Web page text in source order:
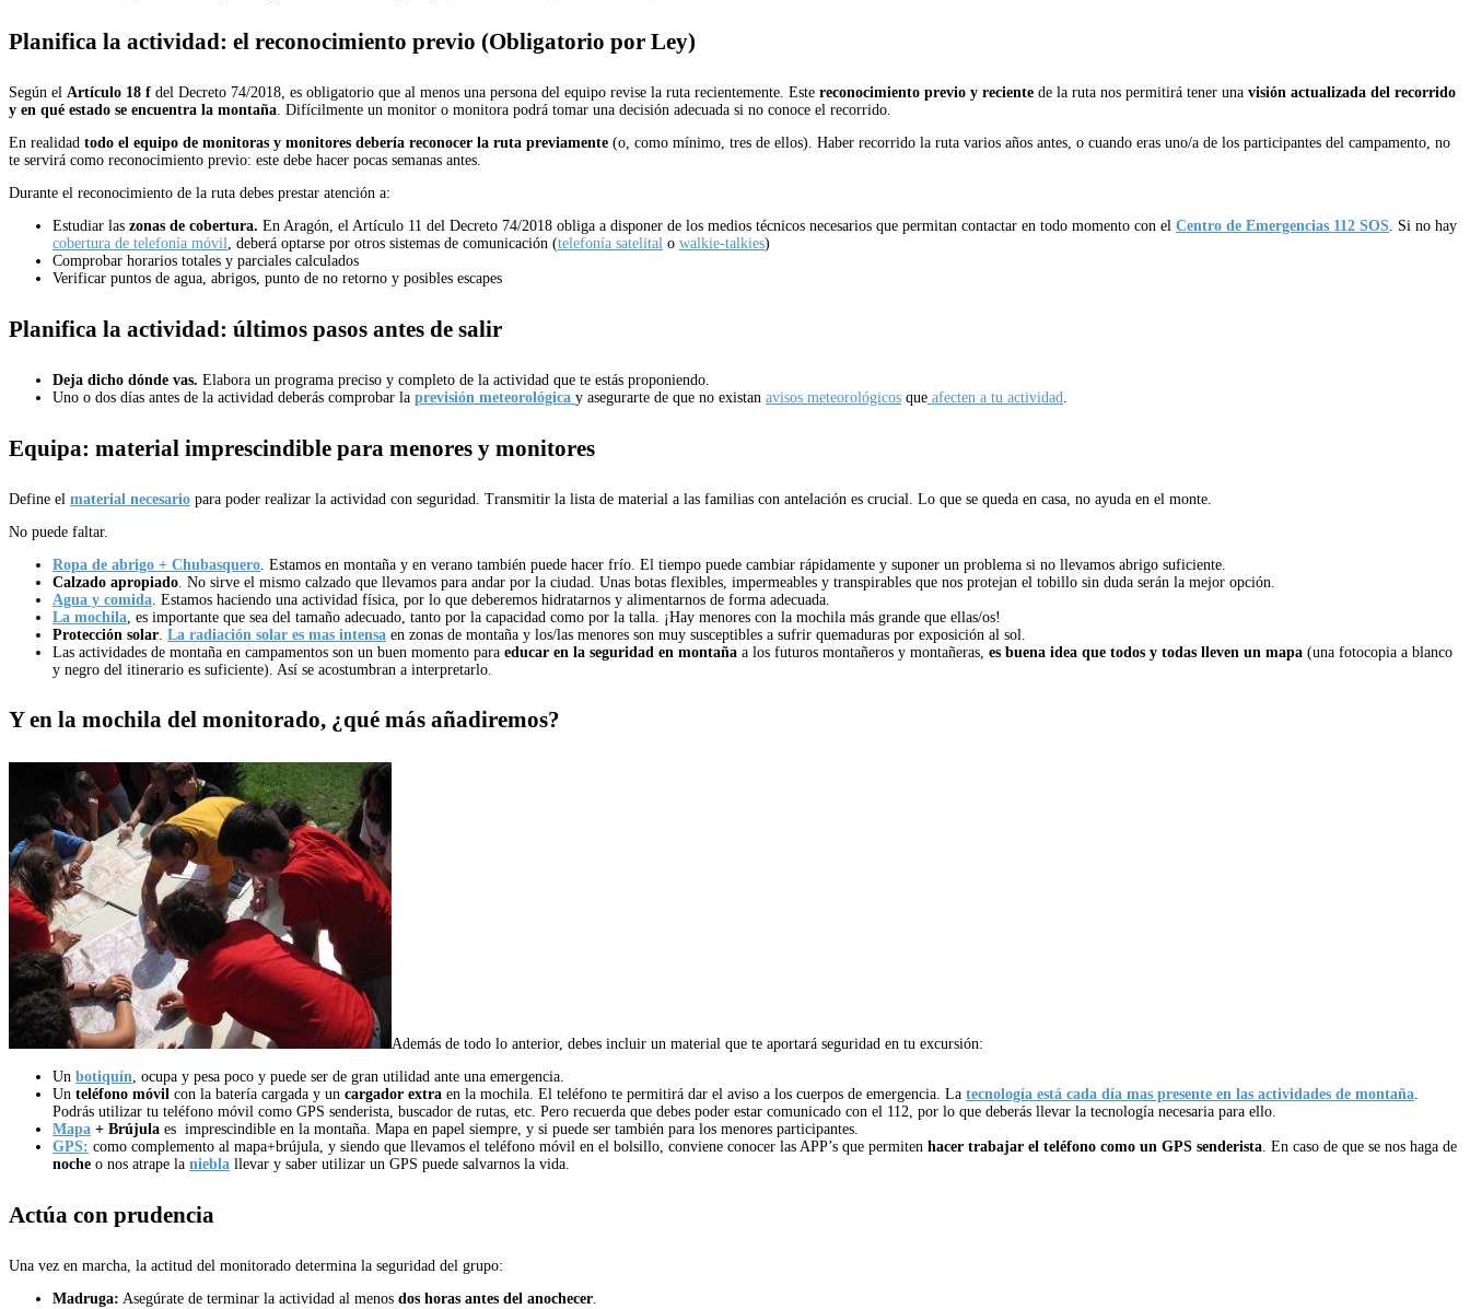
Planifica la actividad: el reconocimiento previo (Obligatorio por Ley)
Según el Artículo 18 f del Decreto 74/2018, es obligatorio que al menos una persona del equipo revise la ruta recientemente. Este reconocimiento previo y reciente de la ruta nos permitirá tener una visión actualizada del recorrido
y en qué estado se encuentra la montaña . Difícilmente un monitor o monitora podrá tomar una decisión adecuada si no conoce el recorrido.
En realidad todo el equipo de monitoras y monitores debería reconocer la ruta previamente (o, como mínimo, tres de ellos). Haber recorrido la ruta varios años antes, o cuando eras uno/a de los participantes del campamento, no
te servirá como reconocimiento previo: este debe hacer pocas semanas antes.
Durante el reconocimiento de la ruta debes prestar atención a:
Estudiar las zonas de cobertura. En Aragón, el Artículo 11 del Decreto 74/2018 obliga a disponer de los medios técnicos necesarios que permitan contactar en todo momento con el Centro de Emergencias 112 SOS . Si no hay
cobertura de telefonía móvil
, deberá optarse por otros sistemas de comunicación (telefonía satelital o walkie-talkies)
Comprobar horarios totales y parciales calculados
Verificar puntos de agua, abrigos, punto de no retorno y posibles escapes
Planifica la actividad: últimos pasos antes de salir
Deja dicho dónde vas. Elabora un programa preciso y completo de la actividad que te estás proponiendo.
Uno o dos días antes de la actividad deberás comprobar la previsión meteorológica y asegurarte de que no existan avisos meteorológicos que afecten a tu actividad
Equipa: material imprescindible para menores y monitores
Define el material necesario para poder realizar la actividad con seguridad. Transmitir la lista de material a las familias con antelación es crucial. Lo que se queda en casa, no ayuda en el monte.
No puede faltar.
Ropa de abrigo + Chubasquero . Estamos en montaña y en verano también puede hacer frío. El tiempo puede cambiar rápidamente y suponer un problema si no llevamos abrigo suficiente.
Calzado apropiado . No sirve el mismo calzado que llevamos para andar por la ciudad. Unas botas flexibles, impermeables y transpirables que nos protejan el tobillo sin duda serán la mejor opción.
Agua y comida . Estamos haciendo una actividad física, por lo que deberemos hidratarnos y alimentarnos de forma adecuada.
La mochila , es importante que sea del tamaño adecuado, tanto por la capacidad como por la talla. ¡Hay menores con la mochila más grande que ellas/os!
Protección solar La radiación solar es mas intensa en zonas de montaña y los/las menores son muy susceptibles a sufrir quemaduras por exposición al sol.
Las actividades de montaña en campamentos son un buen momento para educar en la seguridad en montaña a los futuros montañeros y montañeras, es buena idea que todos y todas lleven un mapa (una fotocopia a blanco
y negro del itinerario es suficiente). Así se acostumbran a interpretarlo.
Y en la mochila del monitorado, ¿qué más añadiremos?
Además de todo lo anterior, debes incluir un material que te aportará seguridad en tu excursión:
Un botiquín, ocupa y pesa poco y puede ser de gran utilidad ante una emergencia.
Un teléfono móvil con la batería cargada y un cargador extra en la mochila. El teléfono te permitirá dar el aviso a los cuerpos de emergencia. La tecnología está cada día mas presente en las actividades de montaña.
Podrás utilizar tu teléfono móvil como GPS senderista, buscador de rutas, etc. Pero recuerda que debes poder estar comunicado con el 112, por lo que deberás llevar la tecnología necesaria para ello.
Mapa + Brújula es imprescindible en la montaña. Mapa en papel siempre, y si puede ser también para los menores participantes.
GPS: como complemento al mapa+brújula, y siendo que llevamos el teléfono móvil en el bolsillo, conviene conocer las APP’s que permiten hacer trabajar el teléfono como un GPS senderista. En caso de que se nos haga de
noche o nos atrape la niebla llevar y saber utilizar un GPS puede salvarnos la vida.
Actúa con prudencia
Una vez en marcha, la actitud del monitorado determina la seguridad del grupo:
Madruga: Asegúrate de terminar la actividad al menos dos horas antes del anochecer.